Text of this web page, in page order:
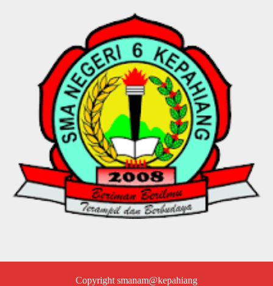
Copyright smanam@kepahiang